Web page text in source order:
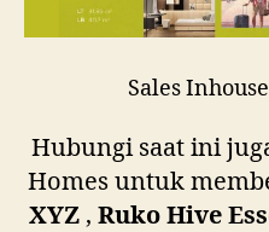
Sales
Hubungi saat ini
Homes untuk
XYZ , Ruko Hive